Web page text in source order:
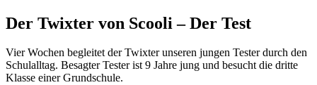
Der Twixter von Scooli – Der Test
Vier Wochen begleitet der Twixter unseren jungen Tester durch den
Schulalltag. Besagter Tester ist 9 Jahre jung und besucht die dritte
Klasse einer Grundschule.